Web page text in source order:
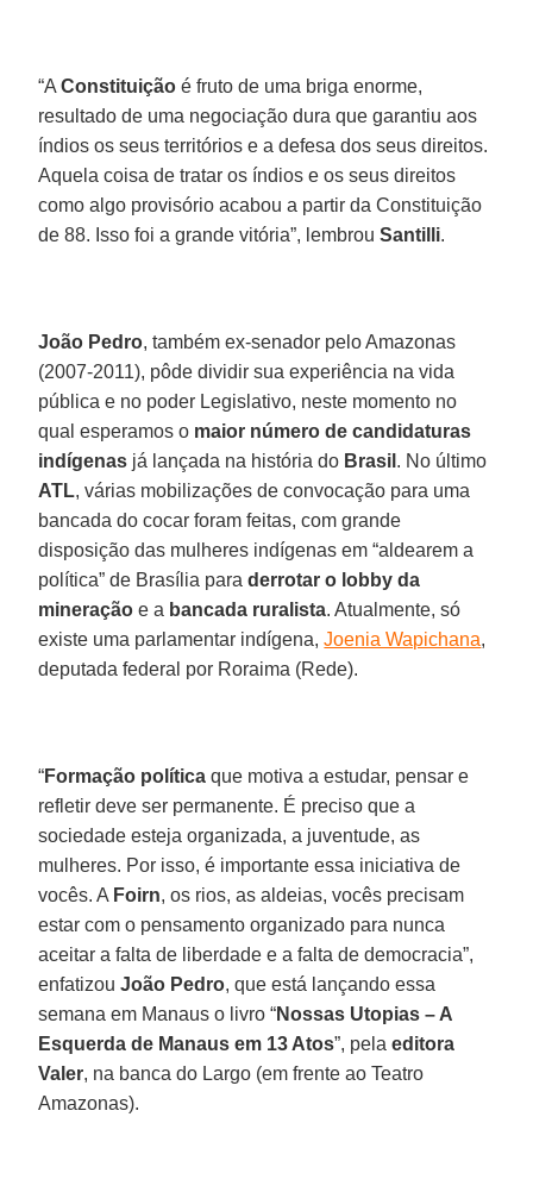
“AConstituição é fruto de uma briga enorme,
resultado de uma negociação dura que garantiu aos
índios os seus territórios e a defesa dos seus direitos.
Aquela coisa de tratar os índios e os seus direitos
como algo provisório acabou a partir da Constituição
de 88. Isso foi a grande vitória”, lembrouSantilli.
João Pedro, também ex-senador pelo Amazonas
(2007-2011), pôde dividir sua experiência na vida
pública e no poder Legislativo, neste momento no
qual esperamos o maior número de candidaturas
indígenas já lançada na história do Brasil . No último
ATL, várias mobilizações de convocação para uma
bancada do cocar foram feitas, com grande
disposição das mulheres indígenas em “aldearem a
política” de Brasília paraderrotar o lobby da
mineração e a bancada ruralista. Atualmente, só
existe uma parlamentar indígena,Joenia Wapichana,
deputada federal por Roraima (Rede).
“Formação política que motiva a estudar, pensar e
refletir deve ser permanente. É preciso que a
sociedade esteja organizada, a juventude, as
mulheres. Por isso, é importante essa iniciativa de
vocês. A Foirn, os rios, as aldeias, vocês precisam
estar com o pensamento organizado para nunca
aceitar a falta de liberdade e a falta de democracia”,
enfatizouJoão Pedro, que está lançando essa
semana em Manaus o livro “Nossas Utopias – A
Esquerda de Manaus em 13 Atos”, pelaeditora
Valer, na banca do Largo (em frente ao Teatro
Amazonas).